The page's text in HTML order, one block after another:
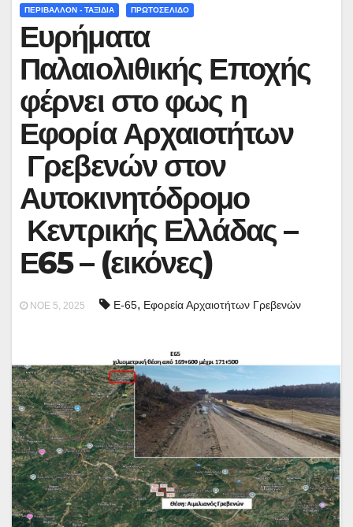
ΠΕΡΙΒΑΛΛΟΝ - ΤΑΞΙΔΙΑ ΠΡΩΤΟΣΕΛΙΔΟ
Ευρήματα
Παλαιολιθικής Εποχής
φέρνει στο φως η
Εφορία Αρχαιοτήτων
Γρεβενών στον
Αυτοκινητόδρομο
Κεντρικής Ελλάδας –
Ε65 – (εικόνες)
ΝΟΈ 5, 2025 Ε-65, Εφορεία Αρχαιοτήτων Γρεβενών